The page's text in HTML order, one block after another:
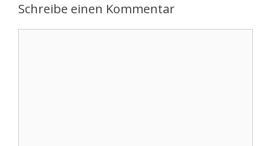
Schreibe einen Kommentar